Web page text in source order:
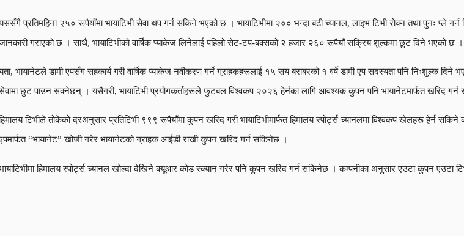
प्रतिमहिना २५० रूपैयाँमा भायाटिभी सेवा थप गर्न सकिने भएको छ । भायाटिभीमा २०० भन्दा बढी च्यानल, लाइभ टिभी रोक्न तथा पुनः प्ले
गराएको छ । साथै, भायाटिभीको वार्षिक प्याकेज लिनेलाई पहिलो सेट-टप-बक्सको २ हजार २६० रूपैयाँ सक्रिय शुल्कमा छुट दिने भएको छ
भायानेटले डामी एपसँग सहकार्य गरी वार्षिक प्याकेज नवीकरण गर्ने ग्राहकहरूलाई १५ सय बराबरको १ वर्षे डामी एप सदस्यता पनि निःशुल्क
छुट पाउन सक्नेछन् । यसैगरी, भायाटिभी प्रयोगकर्ताहरूले फुटबल विश्वकप २०२६ हेर्नका लागि आवश्यक कुपन पनि भायानेटमार्फत खरिद
टिभीले तोकेको दरअनुसार प्रतिटिभी ९९९ रूपैयाँमा कुपन खरिद गरी भायाटिभीमार्फत हिमालय स्पोर्ट्स च्यानलमा विश्वकप खेलहरू हेर्न
“भायानेट” खोजी गरेर भायानेटको ग्राहक आईडी राखी कुपन खरिद गर्न सकिनेछ ।
हिमालय स्पोर्ट्स च्यानल खोल्दा देखिने क्यूआर कोड स्क्यान गरेर पनि कुपन खरिद गर्न सकिनेछ । कम्पनीका अनुसार एउटा कुपन एउटा